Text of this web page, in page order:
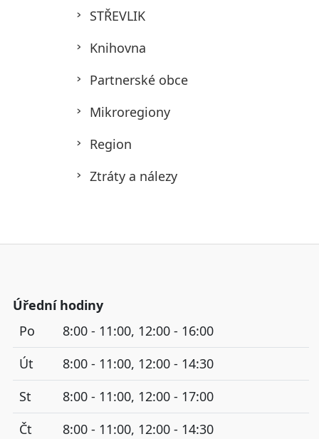
STŘEVLIK
Knihovna
Partnerské obce
Mikroregiony
Region
Ztráty a nálezy
Úřední hodiny
Po
8:00 - 11:00, 12:00 - 16:00
Út
8:00 - 11:00, 12:00 - 14:30
St
8:00 - 11:00, 12:00 - 17:00
Čt
8:00 - 11:00, 12:00 - 14:30